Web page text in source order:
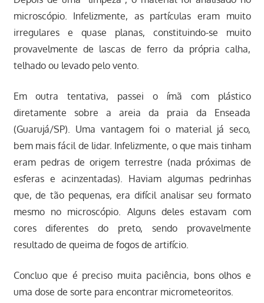
microscópio. Infelizmente, as partículas eram muito
irregulares e quase planas, constituindo-se muito
provavelmente de lascas de ferro da própria calha,
telhado ou levado pelo vento.
Em outra tentativa, passei o ímã com plástico
diretamente sobre a areia da praia da Enseada
(Guarujá/SP). Uma vantagem foi o material já seco,
bem mais fácil de lidar. Infelizmente, o que mais tinham
eram pedras de origem terrestre (nada próximas de
esferas e acinzentadas). Haviam algumas pedrinhas
que, de tão pequenas, era difícil analisar seu formato
mesmo no microscópio. Alguns deles estavam com
cores diferentes do preto, sendo provavelmente
resultado de queima de fogos de artifício.
Concluo que é preciso muita paciência, bons olhos e
uma dose de sorte para encontrar micrometeoritos.